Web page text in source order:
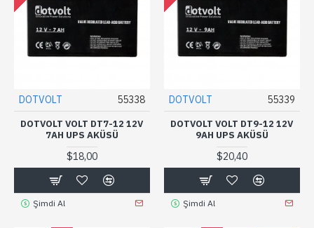
DOTVOLT 55338
DOTVOLT VOLT DT7-12 12V
7AH UPS AKÜSÜ
$18,00
Şimdi Al
DOTVOLT 55339
DOTVOLT VOLT DT9-12 12V
9AH UPS AKÜSÜ
$20,40
Şimdi Al